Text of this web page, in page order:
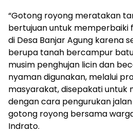
“Gotong royong meratakan
bertujuan untuk memperbaiki
di Desa Banjar Agung karena
berupa tanah bercampur
musim penghujan licin dan
nyaman digunakan, melalui
masyarakat, disepakati untuk
dengan cara pengurukan
gotong royong bersama
Indrato.